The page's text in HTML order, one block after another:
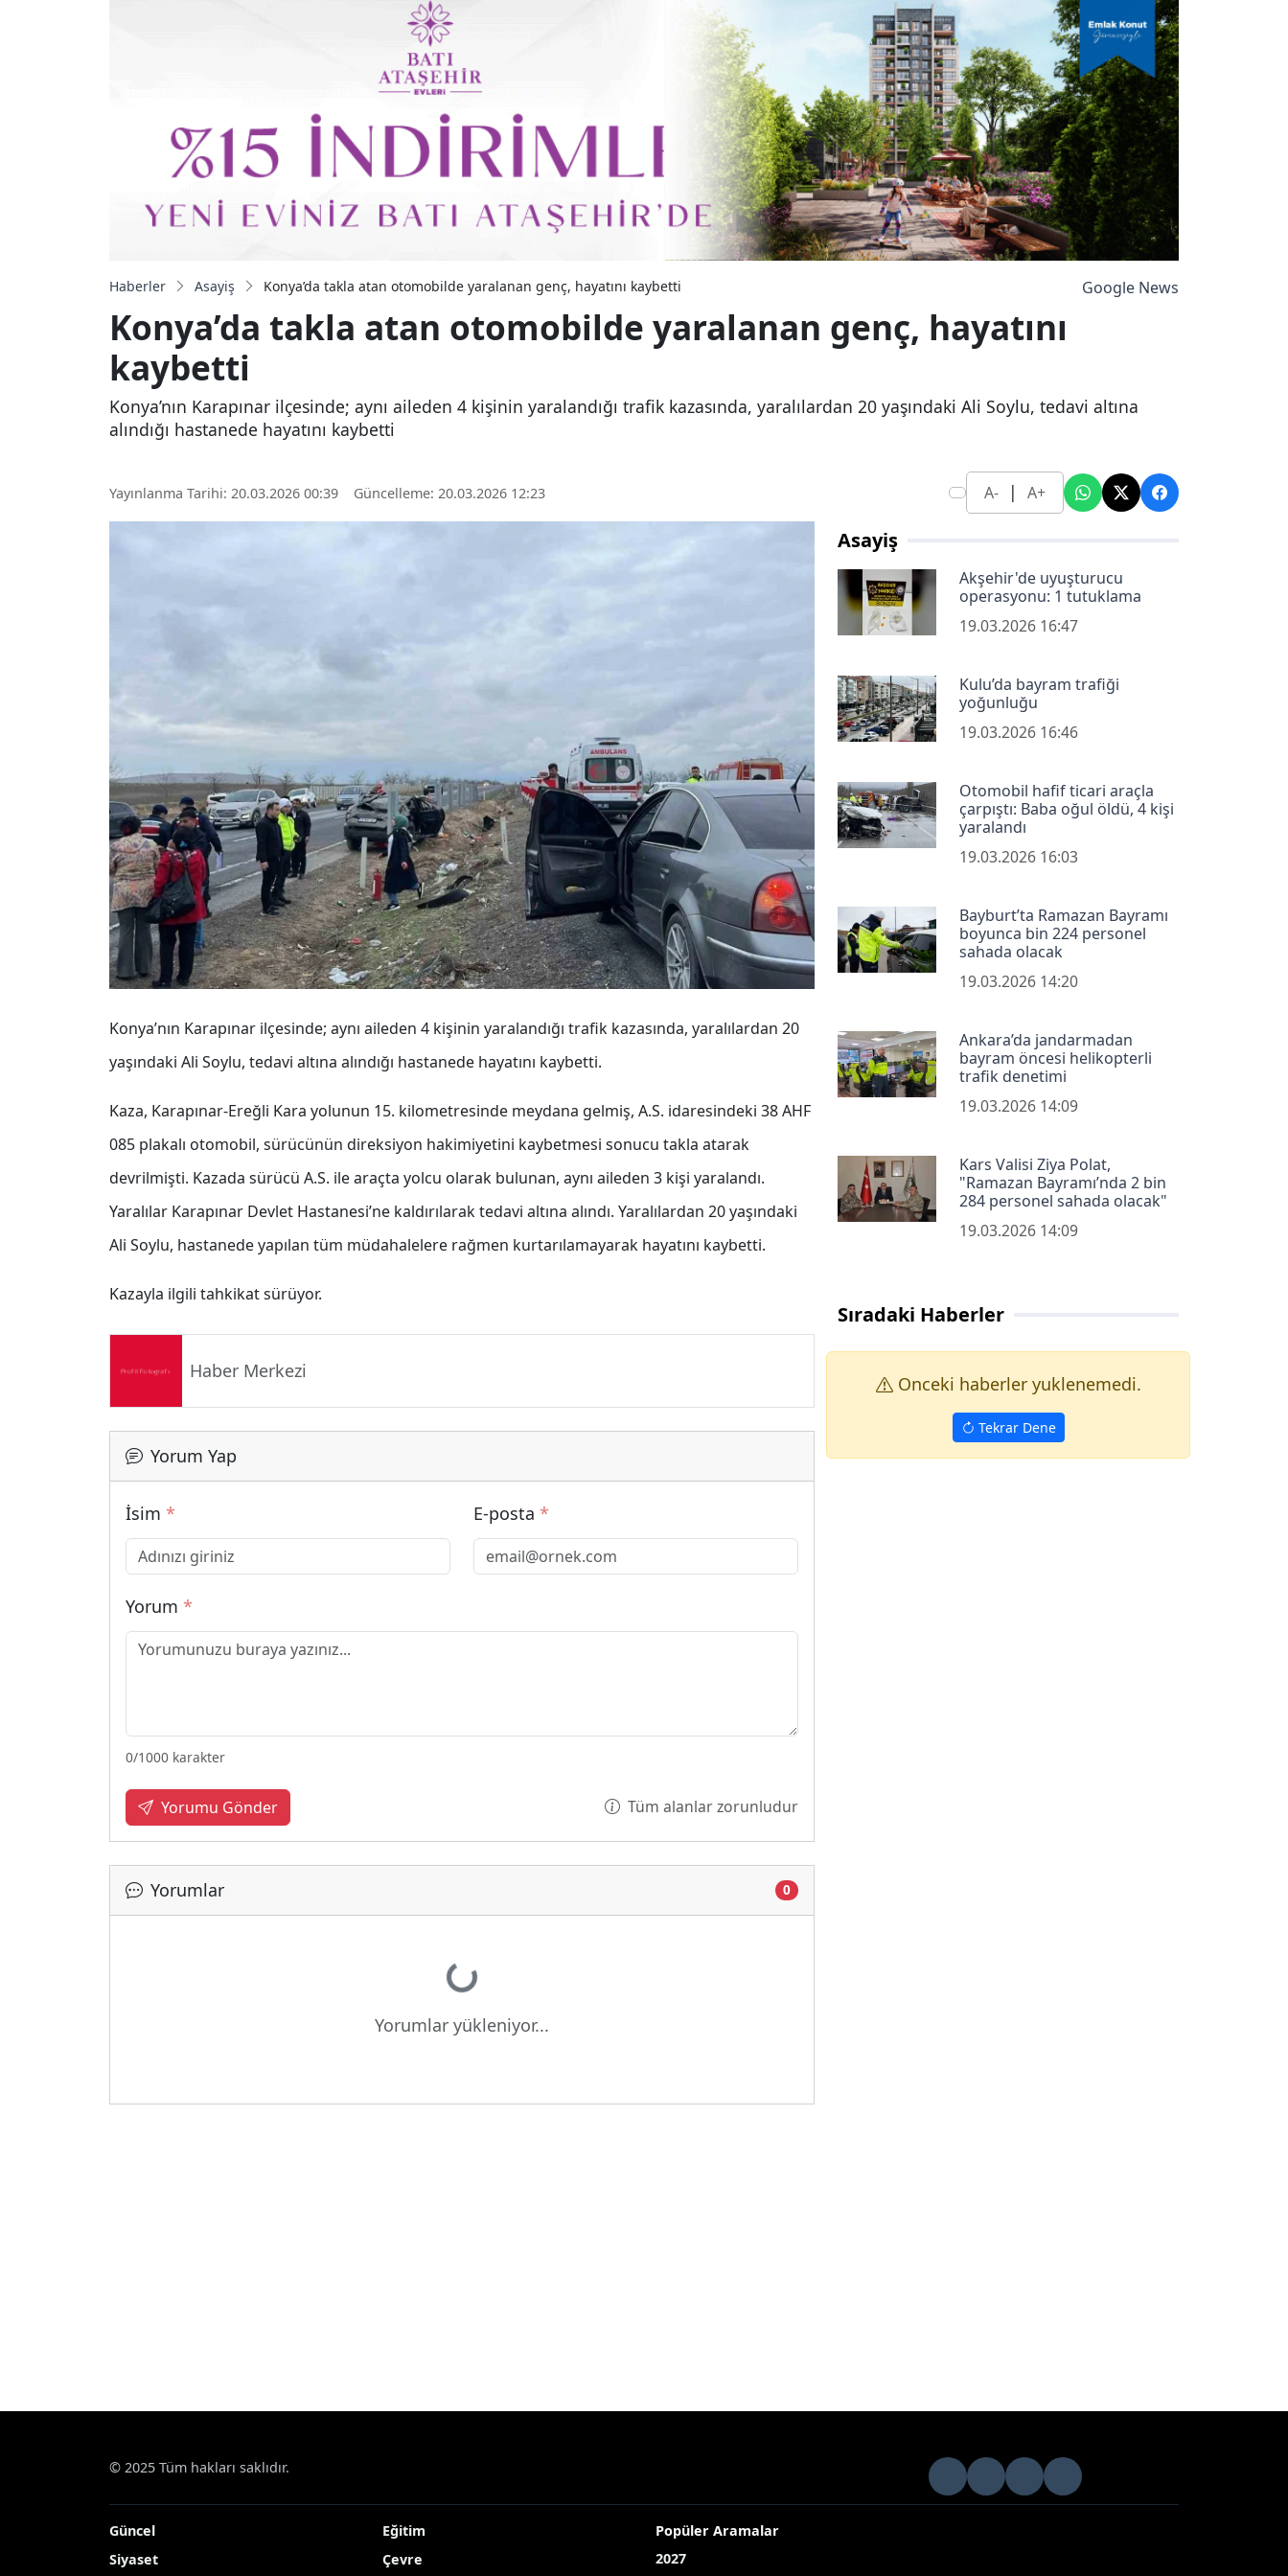
Haberler Asayiş Konya’da takla atan otomobilde yaralanan genç, hayatını kaybetti Google News
Konya’da takla atan otomobilde yaralanan genç, hayatını
kaybetti
Konya’nın Karapınar ilçesinde; aynı aileden 4 kişinin yaralandığı trafik kazasında, yaralılardan 20 yaşındaki Ali Soylu, tedavi altına
alındığı hastanede hayatını kaybetti
Yayınlanma Tarihi: 20.03.2026 00:39 Güncelleme: 20.03.2026 12:23 A- | A+
Konya’nın Karapınar ilçesinde; aynı aileden 4 kişinin yaralandığı trafik kazasında, yaralılardan 20
yaşındaki Ali Soylu, tedavi altına alındığı hastanede hayatını kaybetti.
Kaza, Karapınar-Ereğli Kara yolunun 15. kilometresinde meydana gelmiş, A.S. idaresindeki 38 AHF
085 plakalı otomobil, sürücünün direksiyon hakimiyetini kaybetmesi sonucu takla atarak
devrilmişti. Kazada sürücü A.S. ile araçta yolcu olarak bulunan, aynı aileden 3 kişi yaralandı.
Yaralılar Karapınar Devlet Hastanesi’ne kaldırılarak tedavi altına alındı. Yaralılardan 20 yaşındaki
Ali Soylu, hastanede yapılan tüm müdahalelere rağmen kurtarılamayarak hayatını kaybetti.
Kazayla ilgili tahkikat sürüyor.
Haber Merkezi
Yorum Yap
İsim * E-posta *
Yorum *
0/1000 karakter
Yorumu Gönder Tüm alanlar zorunludur
Yorumlar 0
Yükleniyor...
Yorumlar yükleniyor...
Asayiş
Akşehir'de uyuşturucu
operasyonu: 1 tutuklama
19.03.2026 16:47
Kulu’da bayram trafiği
yoğunluğu
19.03.2026 16:46
Otomobil hafif ticari araçla
çarpıştı: Baba oğul öldü, 4 kişi
yaralandı
19.03.2026 16:03
Bayburt’ta Ramazan Bayramı
boyunca bin 224 personel
sahada olacak
19.03.2026 14:20
Ankara’da jandarmadan
bayram öncesi helikopterli
trafik denetimi
19.03.2026 14:09
Kars Valisi Ziya Polat,
"Ramazan Bayramı’nda 2 bin
284 personel sahada olacak"
19.03.2026 14:09
Sıradaki Haberler
Onceki haberler yuklenemedi.
Tekrar Dene
© 2025 Tüm hakları saklıdır.
Güncel
Siyaset
Eğitim
Çevre
Popüler Aramalar
2027